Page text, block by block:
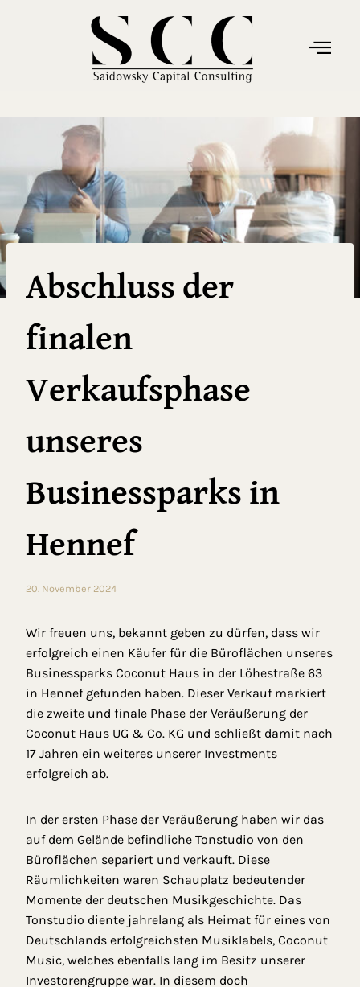
Abschluss der
finalen
Verkaufsphase
unseres
Businessparks in
Hennef
20. November 2024
Wir freuen uns, bekannt geben zu dürfen, dass wir
erfolgreich einen Käufer für die Büroflächen unseres
Businessparks Coconut Haus in der Löhestraße 63
in Hennef gefunden haben. Dieser Verkauf markiert
die zweite und finale Phase der Veräußerung der
Coconut Haus UG & Co. KG und schließt damit nach
17 Jahren ein weiteres unserer Investments
erfolgreich ab.
In der ersten Phase der Veräußerung haben wir das
auf dem Gelände befindliche Tonstudio von den
Büroflächen separiert und verkauft. Diese
Räumlichkeiten waren Schauplatz bedeutender
Momente der deutschen Musikgeschichte. Das
Tonstudio diente jahrelang als Heimat für eines von
Deutschlands erfolgreichsten Musiklabels, Coconut
Music, welches ebenfalls lang im Besitz unserer
Investorengruppe war. In diesem doch